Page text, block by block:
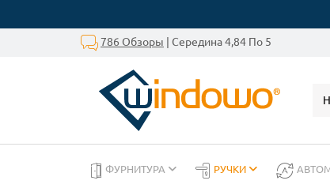
786 Обзоры | Середина 4,84 По 5
ФУРНИТУРА РУЧКИ